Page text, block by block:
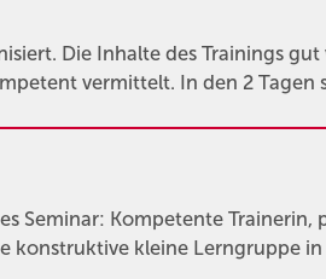
Die Inhalte des Trainings
vermittelt. In den 2 Tagen
Seminar: Kompetente Trainerin,
konstruktive kleine Lerngruppe